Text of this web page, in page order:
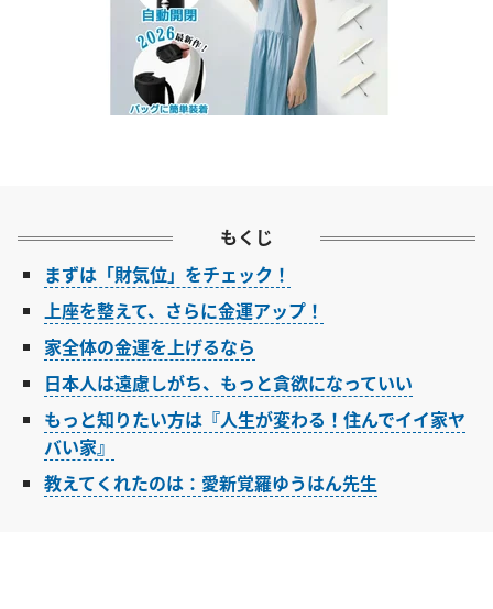
もくじ
まずは「財気位」をチェック！
上座を整えて、さらに金運アップ！
家全体の金運を上げるなら
日本人は遠慮しがち、もっと貪欲になっていい
もっと知りたい方は『人生が変わる！住んでイイ家ヤ
バい家』
教えてくれたのは：愛新覚羅ゆうはん先生